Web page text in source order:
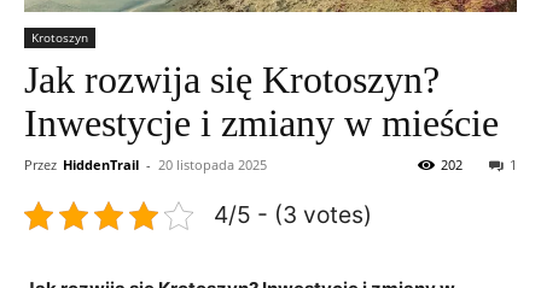
Krotoszyn
Jak rozwija się Krotoszyn?
Inwestycje i zmiany w mieście
Przez HiddenTrail - 20 listopada 2025 1
202
4/5 - (3 votes)